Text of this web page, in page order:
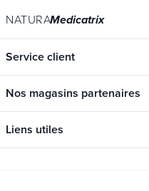
NATURAMedicatrix
Service client
Nos magasins partenaires
Liens utiles